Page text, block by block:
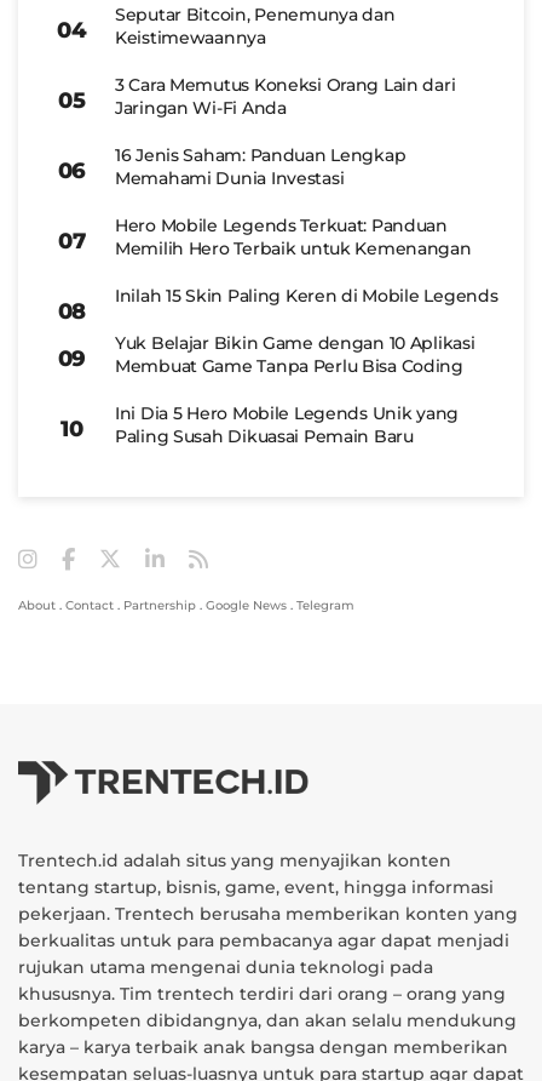
Seputar Bitcoin, Penemunya dan
Keistimewaannya
3 Cara Memutus Koneksi Orang Lain dari
Jaringan Wi-Fi Anda
16 Jenis Saham: Panduan Lengkap
Memahami Dunia Investasi
Hero Mobile Legends Terkuat: Panduan
Memilih Hero Terbaik untuk Kemenangan
Inilah 15 Skin Paling Keren di Mobile Legends
Yuk Belajar Bikin Game dengan 10 Aplikasi
Membuat Game Tanpa Perlu Bisa Coding
Ini Dia 5 Hero Mobile Legends Unik yang
Paling Susah Dikuasai Pemain Baru
About . Contact . Partnership . Google News . Telegram
Trentech.id adalah situs yang menyajikan konten
tentang startup, bisnis, game, event, hingga informasi
pekerjaan. Trentech berusaha memberikan konten yang
berkualitas untuk para pembacanya agar dapat menjadi
rujukan utama mengenai dunia teknologi pada
khususnya. Tim trentech terdiri dari orang – orang yang
berkompeten dibidangnya, dan akan selalu mendukung
karya – karya terbaik anak bangsa dengan memberikan
kesempatan seluas-luasnya untuk para startup agar dapat